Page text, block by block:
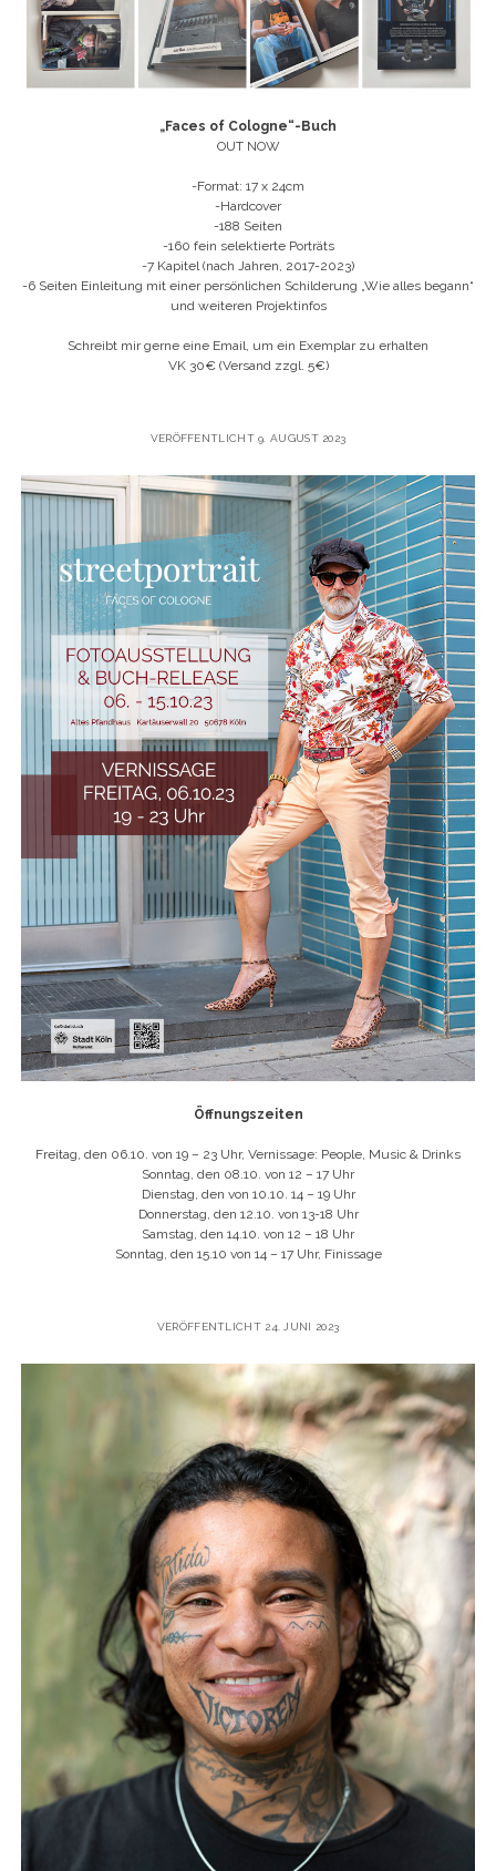
„Faces of Cologne“-Buch
OUT NOW
-Format: 17 x 24cm
-Hardcover
-188 Seiten
-160 fein selektierte Porträts
-7 Kapitel (nach Jahren, 2017-2023)
-6 Seiten Einleitung mit einer persönlichen Schilderung „Wie alles begann“
und weiteren Projektinfos
Schreibt mir gerne eine Email, um ein Exemplar zu erhalten
VK 30€ (Versand zzgl. 5€)
VERÖFFENTLICHT 9. AUGUST 2023
Öffnungszeiten
Freitag, den 06.10. von 19 – 23 Uhr, Vernissage: People, Music & Drinks
Sonntag, den 08.10. von 12 – 17 Uhr
Dienstag, den von 10.10. 14 – 19 Uhr
Donnerstag, den 12.10. von 13-18 Uhr
Samstag, den 14.10. von 12 – 18 Uhr
Sonntag, den 15.10 von 14 – 17 Uhr, Finissage
VERÖFFENTLICHT 24. JUNI 2023